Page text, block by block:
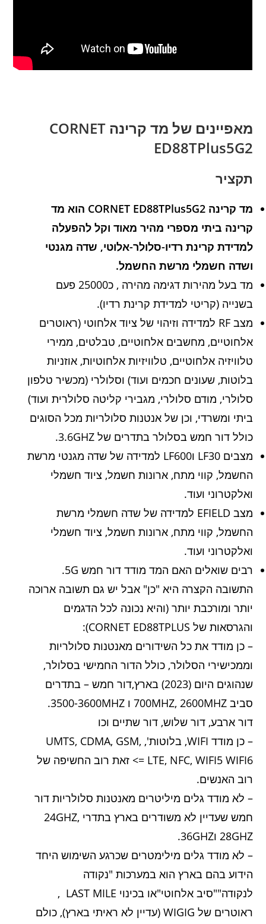
מאפיינים של מד קרינה CORNET
ED88TPlus5G2
תקציר
מד קרינה CORNET ED88TPlus5G2 הוא מד
קרינה ביתי מספרי מהיר מאוד וקל להפעלה
למדידת קרינת רדיו-סלולר-אלוטי, שדה מגנטי
ושדה חשמלי מרשת החשמל.
מד בעל מהירות דגימה מהירה , כ25000 פעם
בשנייה (קריטי למדידת קרינת רדיו).
מצב RF למדידה וזיהוי של ציוד אלחוטי (ראוטרים
אלחוטיים, מחשבים אלחוטיים, טבלטים, ממירי
טלוויזיה אלחוטיים, טלוויזיות אלחוטיות, אוזניות
בלוטות, שעונים חכמים ועוד) וסלולרי (מכשיר טלפון
סלולרי, מודם סלולרי, מגבירי קליטה סלולרית ועוד)
ביתי ומשרדי, וכן של אנטנות סלולריות מכל הסוגים
כולל דור חמש בסלולר בתדרים של 3.6GHZ.
מצבים LF30 וLF600 למדידה של שדה מגנטי מרשת
החשמל, קווי מתח, ארונות חשמל, ציוד חשמלי
ואלקטרוני ועוד.
מצב EFIELD למדידה של שדה חשמלי מרשת
החשמל, קווי מתח, ארונות חשמל, ציוד חשמלי
ואלקטרוני ועוד.
רבים שואלים האם המד מודד דור חמש 5G.
התשובה הקצרה היא "כן" אבל יש גם תשובה ארוכה
יותר ומורכבת יותר (והיא נכונה לכל הדגמים
והגרסאות של CORNET ED88TPLUS):
– כן מודד את כל השידורים מאנטנות סלולריות
וממכישירי הסלולר, כולל הדור החמישי בסלולר,
שנהוגים היום (2023) בארץ,דור חמש – בתדרים
סביב 700MHZ, 2600MHZ ו 3500-3600MHZ.
דור ארבע, דור שלוש, דור שתיים וכו
– כן מודד WIFI, בלוטות', UMTS, CDMA, GSM,
LTE, NFC, WIFI5 WIFI6 => זאת רוב החשיפה של
רוב האנשים.
– לא מודד גלים מיליטרים מאנטנות סלולריות דור
חמש שעדיין לא משודרים בארץ בתדרי 24GHZ,
28GHZ ו36GHZ.
– לא מודד גלים מילימטרים שכרגע השימוש היחד
הידוע בהם בארץ הוא במערכות "נקודה
לנקודה""סיב אלחוטי"או בכינוי LAST MILE ,
ראוטרים של WIGIG (עדיין לא ראיתי בארץ), כולם